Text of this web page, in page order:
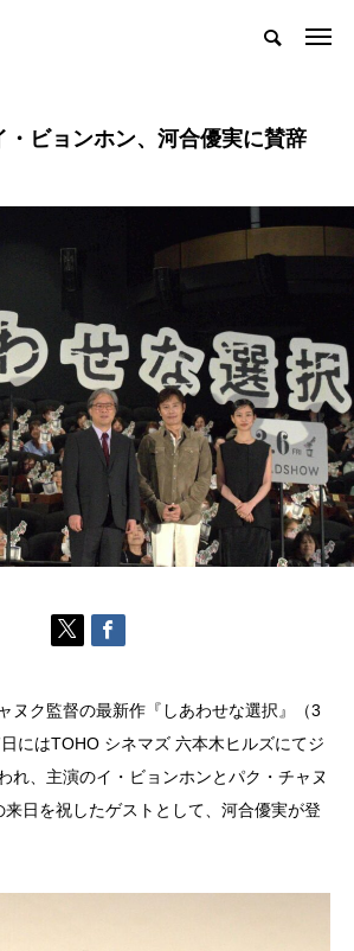
・ビョンホン、河合優実に賛辞
ヌク監督の最新作『しあわせな選択』（3
にはTOHO シネマズ 六本木ヒルズにてジ
れ、主演のイ・ビョンホンとパク・チャヌ
日を祝したゲストとして、河合優実が登